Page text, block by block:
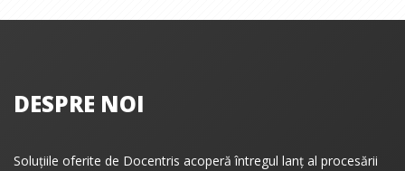
DESPRE NOI
Soluțiile oferite de Docentris acoperă întregul lanț al procesării